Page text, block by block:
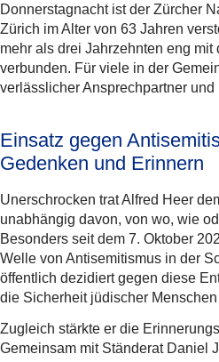
Donnerstagnacht ist der Zürcher
Zürich im Alter von 63 Jahren
mehr als drei Jahrzehnten eng
verbunden. Für viele in der
verlässlicher Ansprechpartner und
Einsatz gegen
Gedenken und Erinnern
Unerschrocken trat Alfred Heer
unabhängig davon, von wo, wie
Besonders seit dem 7. Oktober
Welle von Antisemitismus in der
öffentlich dezidiert gegen diese
die Sicherheit jüdischer Menschen
Zugleich stärkte er die
Gemeinsam mit Ständerat Daniel